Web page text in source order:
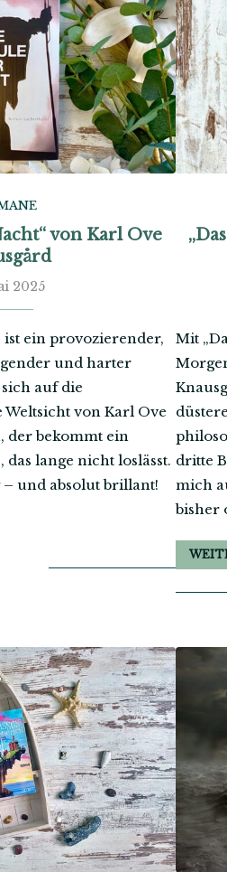
von Karl Ove
2025
ist ein provozierender,
und harter
auf die
von Karl Ove
der bekommt ein
das lange nicht loslässt.
und absolut brillant!
Mit
dritte
mich
bisher